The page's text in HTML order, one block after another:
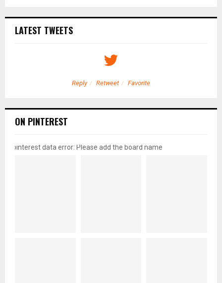
LATEST TWEETS
Reply Retweet Favorite
ON PINTEREST
pinterest data error: Please add the board name